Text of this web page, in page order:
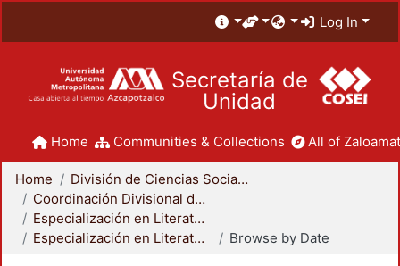
Log In
Secretaría de
Unidad
Home Communities & Collections All of
Home
División de Ciencias Sociales y Humanidades
Coordinación Divisional de Posgrado
Especialización en Literatura Mexicana del Siglo XX
Especialización en Literatura Mexicana del Siglo XX
Browse by Date